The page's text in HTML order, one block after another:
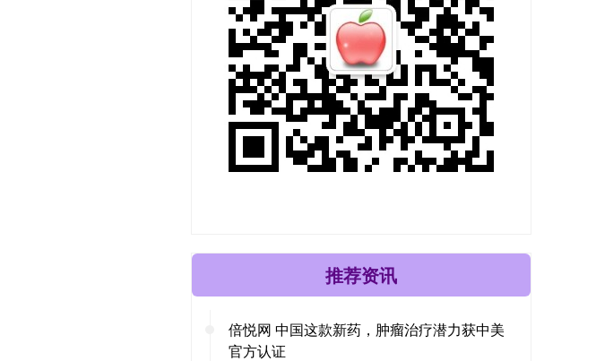
推荐资讯
倍悦网 中国这款新药，肿瘤治疗潜力获中美
官方认证